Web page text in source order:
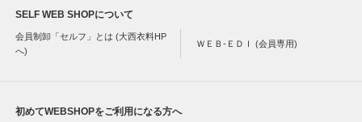
SELF WEB SHOPについて
会員制卸「セルフ」とは (大西衣料HP
へ)
ＷＥＢ-ＥＤＩ (会員専用)
初めてWEBSHOPをご利用になる方へ